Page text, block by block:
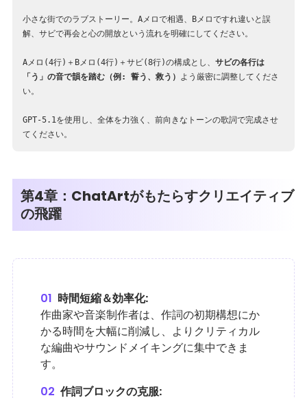
小さな街でのラブストーリー。Aメロで相遇、Bメロですれ違いと誤
解、サビで再会と心の開放という流れを明確にしてください。
Aメロ(4行)＋Bメロ(4行)＋サビ(8行)の構成とし、 サビの各行は
「う」の音で韻を踏む（例: 誓う、救う） よう厳密に調整してくださ
い。
GPT-5.1を使用し、全体を力強く、前向きなトーンの歌詞で完成させ
てください。
第4章：ChatArtがもたらすクリエイティブ
の飛躍
01 時間短縮＆効率化:
作曲家や音楽制作者は、作詞の初期構想にか
かる時間を大幅に削減し、よりクリティカル
な編曲やサウンドメイキングに集中できま
す。
02 作詞ブロックの克服: